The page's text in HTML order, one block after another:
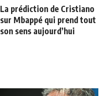
La prédiction de Cristiano
sur Mbappé qui prend tout
son sens aujourd’hui